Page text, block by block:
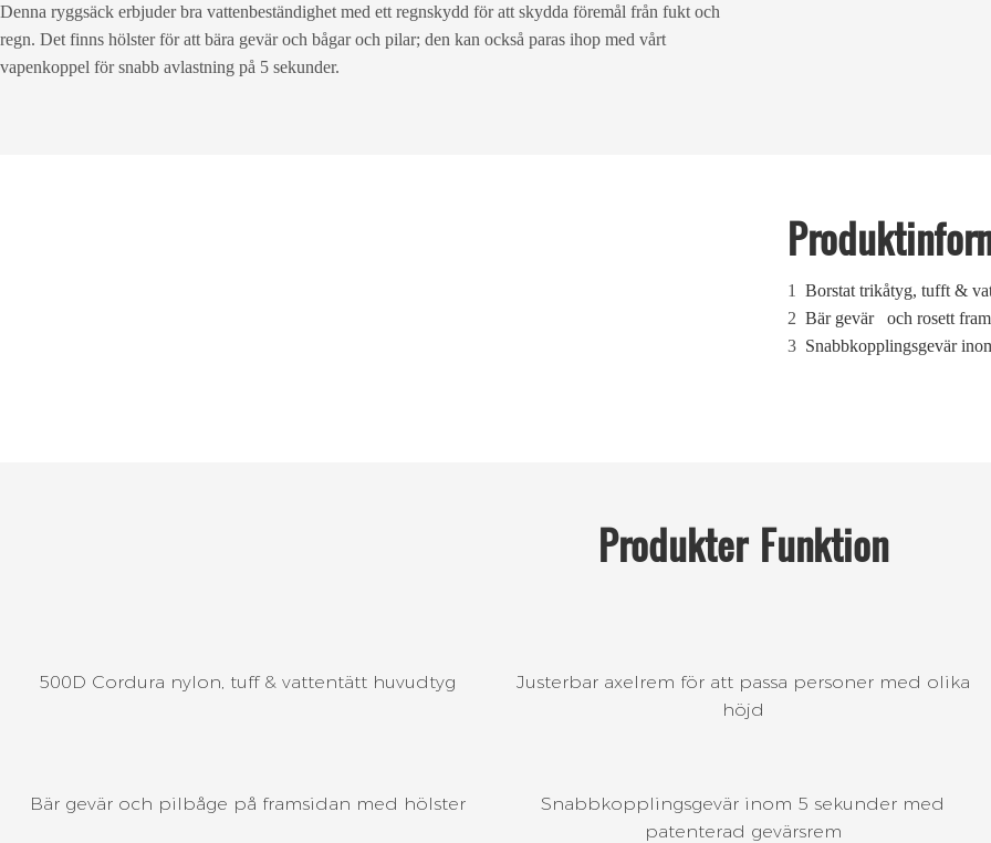
Denna ryggsäck erbjuder bra vattenbeständighet med ett regnskydd för att skydda föremål från fukt och
regn. Det finns hölster för att bära gevär och bågar och pilar; den kan också paras ihop med vårt
vapenkoppel för snabb avlastning på 5 sekunder.
1
Borstat trikåtyg, tufft &
2 Bär gevär
och rosett
3 Snabbkopplingsgevär
Produkter Funktion
500D Cordura nylon, tuff & vattentätt huvudtyg
Justerbar axelrem för att passa personer med olika
höjd
Bär gevär och pilbåge på framsidan med hölster
Snabbkopplingsgevär inom 5 sekunder med
patenterad gevärsrem